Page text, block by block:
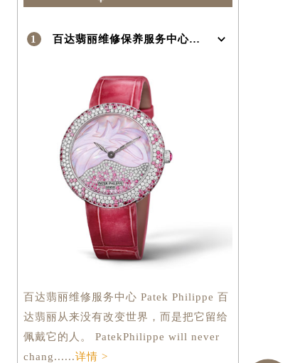
1 百达翡丽维修保养服务中心介绍 | Patek Philippe
百达翡丽维修服务中心 Patek Philippe 百
达翡丽从来没有改变世界，而是把它留给
佩戴它的人。 PatekPhilippe will never
chang......详情 >